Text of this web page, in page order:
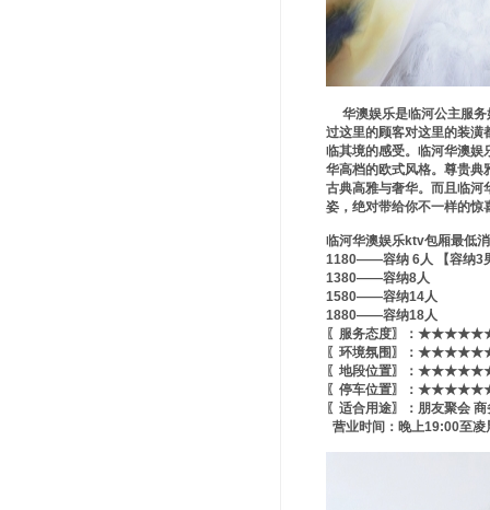
华澳娱乐是临河公主服务
过这里的顾客对这里的装潢
临其境的感受。临河华澳
华高档的欧式风格。尊贵典
古典高雅与奢华。而且临
姿，绝对带给你不一样的惊
临河华澳娱乐ktv包厢最低
1180——容纳 6人 【容纳3
1380——容纳8人
1580——容纳14人
1880——容纳18人
〖服务态度〗：
〖环境氛围〗：
〖地段位置〗：
〖停车位置〗：
〖适合用途〗：朋友聚会
营业时间：晚上19:00至凌